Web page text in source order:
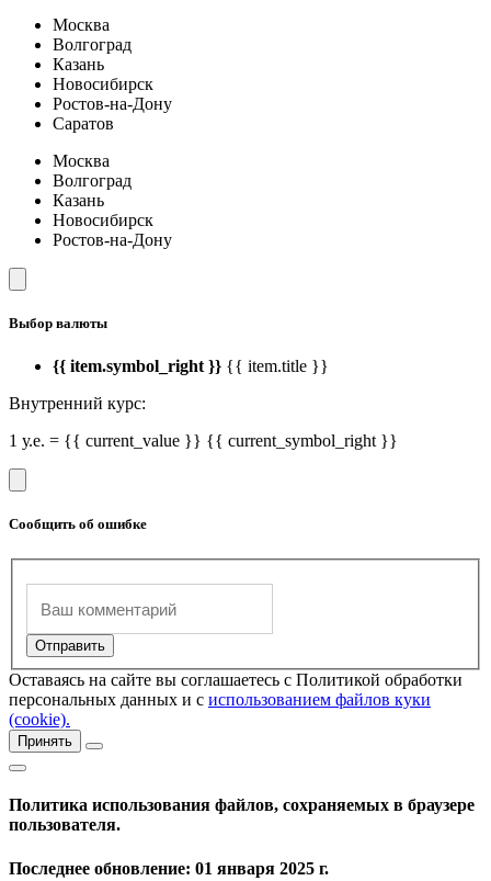
Москва
Волгоград
Казань
Новосибирск
Ростов-на-Дону
Саратов
Москва
Волгоград
Казань
Новосибирск
Ростов-на-Дону
Выбор валюты
{{ item.symbol_right }} {{ item.title }}
Внутренний курс:
1 у.е. = {{ current_value }} {{ current_symbol_right }}
Сообщить об ошибке
Оставаясь на сайте вы соглашаетесь с Политикой обработки
персональных данных и с использованием файлов куки
(cookie).
Принять
Политика использования файлов, сохраняемых в браузере
пользователя.
Последнее обновление: 01 января 2025 г.